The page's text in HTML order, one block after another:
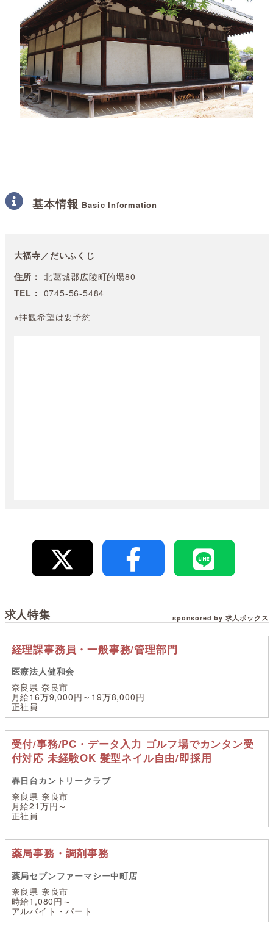
基本情報 Basic Information
大福寺／だいふくじ
住所： 北葛城郡広陵町的場80
TEL： 0745-56-5484
※拝観希望は要予約
求人特集 sponsored by 求人ボックス
経理課事務員・一般事務/管理部門
医療法人健和会
奈良県 奈良市
月給16万9,000円～19万8,000円
正社員
受付/事務/PC・データ入力 ゴルフ場でカンタン受
付対応 未経験OK 髪型ネイル自由/即採用
春日台カントリークラブ
奈良県 奈良市
月給21万円～
正社員
薬局事務・調剤事務
薬局セブンファーマシー中町店
奈良県 奈良市
時給1,080円～
アルバイト・パート